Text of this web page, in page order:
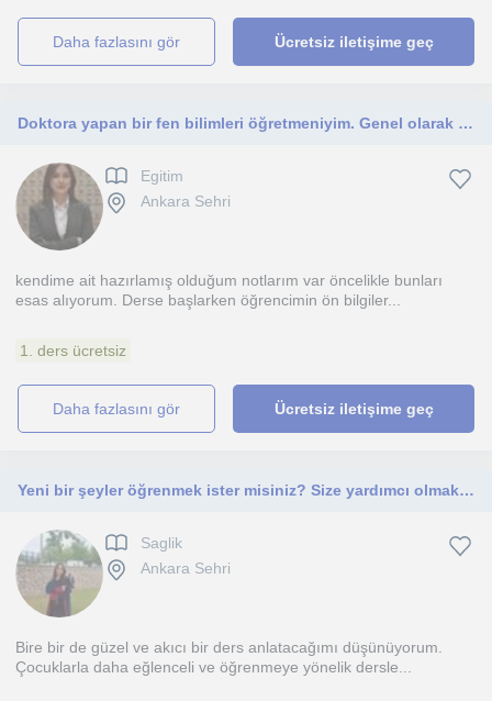
daha fazlasını gör Ücretsiz iletişime geç
Doktora yapan bir fen bilimleri öğretmeniyim. Genel olarak LGS'ye hazırlanan 8. sınıf öğrencilerim bulunmaktadır. Buna ek olarak 5
Egitim
Ankara Sehri
kendime ait hazırlamış olduğum notlarım var öncelikle bunları
esas alıyorum. Derse başlarken öğrencimin ön bilgiler...
1. ders ücretsiz
daha fazlasını gör Ücretsiz iletişime geç
Yeni bir şeyler öğrenmek ister misiniz? Size yardımcı olmaktan onur ve mutluluk duyarım. Hep birlikte öğrenelim!
Saglik
Ankara Sehri
Bire bir de güzel ve akıcı bir ders anlatacağımı düşünüyorum.
Çocuklarla daha eğlenceli ve öğrenmeye yönelik dersle...